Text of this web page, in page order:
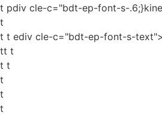
t pdiv cle-c="bdt-ep-font-s-
t
t t ediv cle-c="bdt-ep-font-s-
tt t
t t
t
t
t